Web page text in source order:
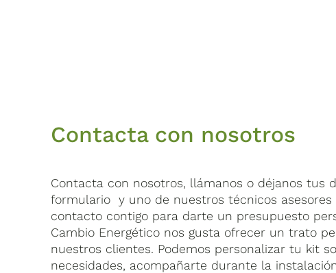
Contacta con nosotros
Contacta con nosotros, llámanos o déjanos tus
formulario y uno de nuestros técnicos asesores
contacto contigo para darte un presupuesto
Cambio Energético nos gusta ofrecer un trato
nuestros clientes. Podemos personalizar tu kit
necesidades, acompañarte durante la